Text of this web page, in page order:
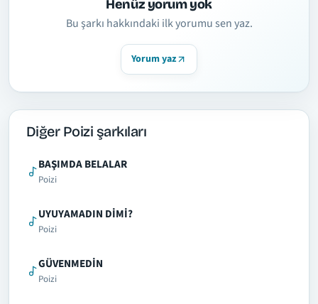
Henüz yorum yok
Bu şarkı hakkındaki ilk yorumu sen yaz.
Yorum yaz
Diğer Poizi şarkıları
BAŞIMDA BELALAR
Poizi
UYUYAMADIN DİMİ?
Poizi
GÜVENMEDİN
Poizi